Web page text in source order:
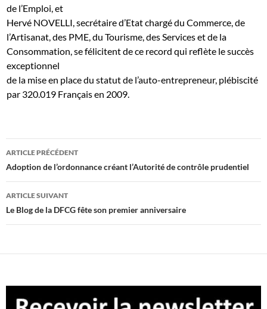
de l’Emploi, et
Hervé NOVELLI, secrétaire d’Etat chargé du Commerce, de
l’Artisanat, des PME, du Tourisme, des Services et de la
Consommation, se félicitent de ce record qui reflète le succès
exceptionnel
de la mise en place du statut de l’auto-entrepreneur, plébiscité
par 320.019 Français en 2009.
Navigation
des
articles
ARTICLE PRÉCÉDENT
Adoption de l’ordonnance créant l’Autorité de contrôle prudentiel
ARTICLE SUIVANT
Le Blog de la DFCG fête son premier anniversaire